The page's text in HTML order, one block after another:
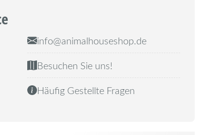
info@animalhouseshop.de
Besuchen Sie uns!
Häufig Gestellte Fragen